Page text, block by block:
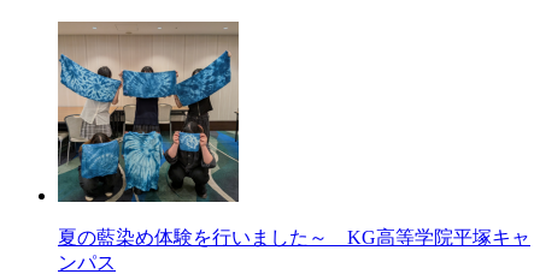
夏の藍染め体験を行いました～ KG高等学院平塚キャ
ンパス